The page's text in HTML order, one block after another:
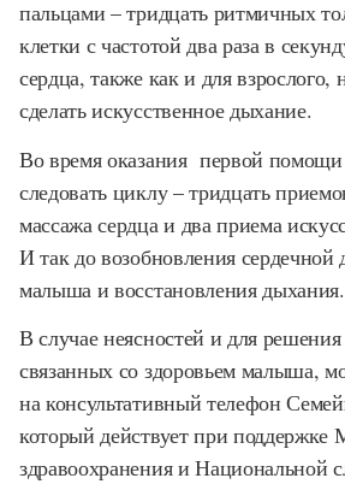
пальцами – тридцать ритмичных
клетки с частотой два раза в
сердца, также как и для
сделать искусственное дыхание.
Во время оказания первой помощи
следовать циклу – тридцать
массажа сердца и два приема
И так до возобновления сердечной
малыша и восстановления дыхания.
В случае неясностей и для
связанных со здоровьем малыша,
на консультативный телефон
который действует при поддержке
здравоохранения и Национальной